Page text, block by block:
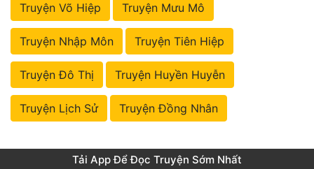
Truyện Võ Hiệp Truyện Mưu Mô
Truyện Nhập Môn Truyện Tiên Hiệp
Truyện Đô Thị Truyện Huyền Huyễn
Truyện Lịch Sử Truyện Đồng Nhân
Tải App Để Đọc Truyện Sớm Nhất